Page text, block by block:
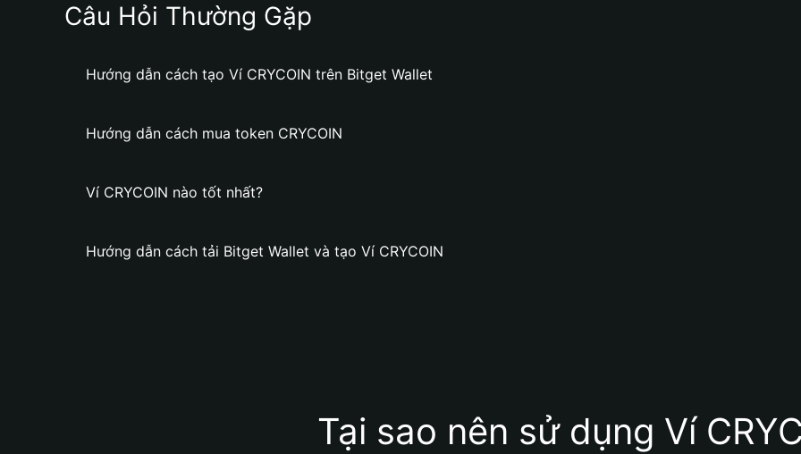
Câu Hỏi Thường Gặp
Hướng dẫn cách tạo Ví CRYCOIN trên Bitget Wallet
Hướng dẫn cách mua token CRYCOIN
Ví CRYCOIN nào tốt nhất?
Hướng dẫn cách tải Bitget Wallet và tạo Ví CRYCOIN
Tại sao nên sử dụng Ví